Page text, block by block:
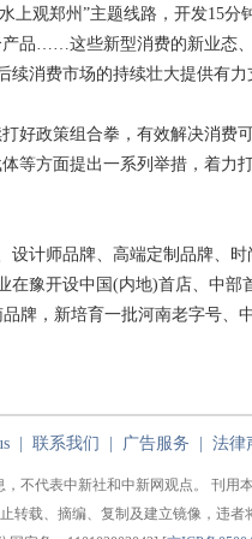
上观郑州”主题线路，开发15分
产品……这些新型消费的新业态
消费市场的持续壮大提供有力
政策组合拳，有效解决消费
等方面提出一系列举措，着力
计师品牌、高端定制品牌、时
在豫开设中国(内地)首店、中部
牌，新培育一批河南老字号、
| 联系我们 广告服务 法律
不代表中新社和中新网观点。 刊用
转载、摘编、复制及建立镜像，违者